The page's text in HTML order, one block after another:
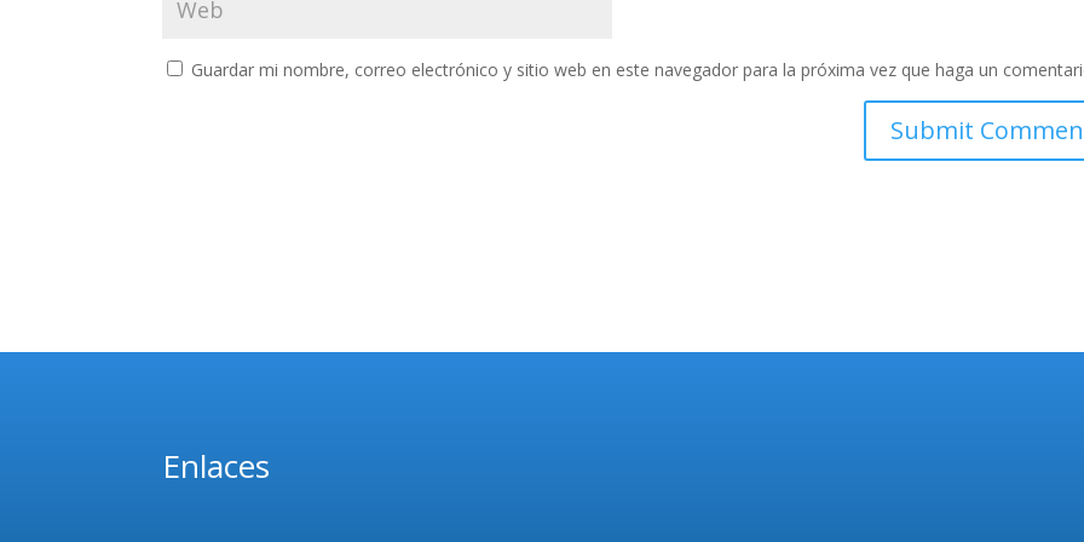
Guardar mi nombre, correo electrónico y sitio web en este navegador para la próxima vez que haga un
Enlaces